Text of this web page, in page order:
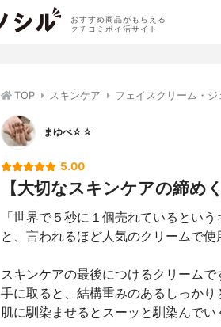
おすすめ商品がもらえる
クチコミポイ活サイト
TOP スキンケア フェイスクリーム・ジ
まゆぺ☆☆
5.00
【大切なスキンケアの締め
「世界で５秒に１個売れているとい
と、言われるほど人気のクリームで使
スキンケアの最後につけるクリームで
手に取ると、結構重みのあるしっかり
肌に馴染ませるとスーッと馴染んで